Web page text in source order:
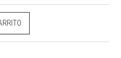
a Medida cantidad